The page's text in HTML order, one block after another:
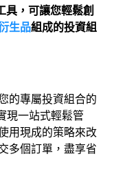
，可讓您輕鬆創
生品組成的投資組
的專屬投資組合的
現一站式輕鬆管
用現成的策略來改
多個訂單，盡享省